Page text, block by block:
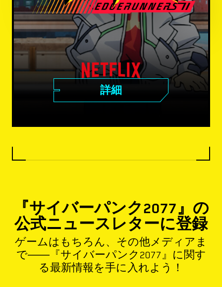
詳細
『サイバーパンク2077』の
公式ニュースレターに登録
ゲームはもちろん、その他メディアま
で――『サイバーパンク2077』に関す
る最新情報を手に入れよう！